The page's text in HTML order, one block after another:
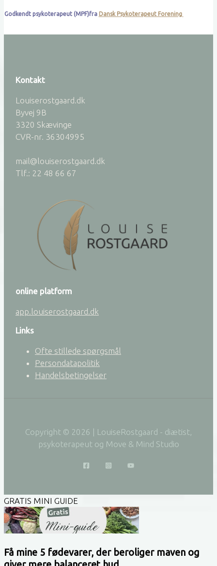
Godkendt psykoterapeut (MPF)fra Dansk Psykoterapeut Forening
Kontakt
Louiserostgaard.dk
Byvej 9B
3320 Skævinge
CVR-nr. 36304995
mail@louiserostgaard.dk
Tlf.: 22 48 66 67
online platform
app.louiserostgaard.dk
Links
Ofte stillede spørgsmål
Persondatapolitik
Handelsbetingelser
Copyright © 2026 | LouiseRostgaard - diætist,
psykoterapeut og Move & Mind Studio
GRATIS MINI GUIDE
Få mine 5 fødevarer, der beroliger maven og